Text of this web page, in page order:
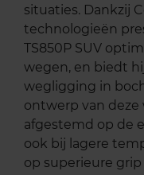
situaties. Dankzij
technologieën
TS850P SUV
wegen, en biedt
wegligging in
ontwerp van deze
afgestemd op de
ook bij lagere
op superieure